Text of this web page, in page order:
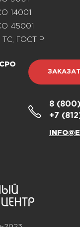
14001
45001
ТС, ГОСТ Р
8 (800)
+7